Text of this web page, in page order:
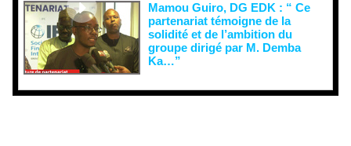
Mamou Guiro, DG EDK : “ Ce
partenariat témoigne de la
solidité et de l’ambition du
groupe dirigé par M. Demba
Ka…”